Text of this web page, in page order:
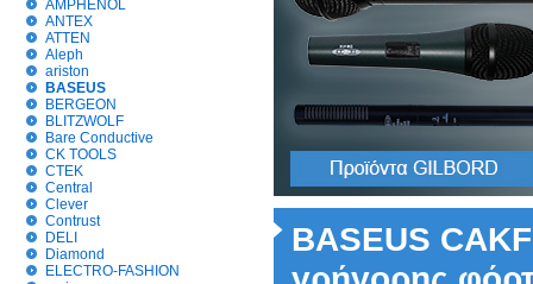
BASEUS
AMPHENOL
ANTEX
ATTEN
Aleph
ariston
BASEUS
BERGEON
BLITZWOLF
Bare Conductive
CK TOOLS
CTEK
Central
Clever
Contrust
DELI
Diamond
ELECTRO-FASHION